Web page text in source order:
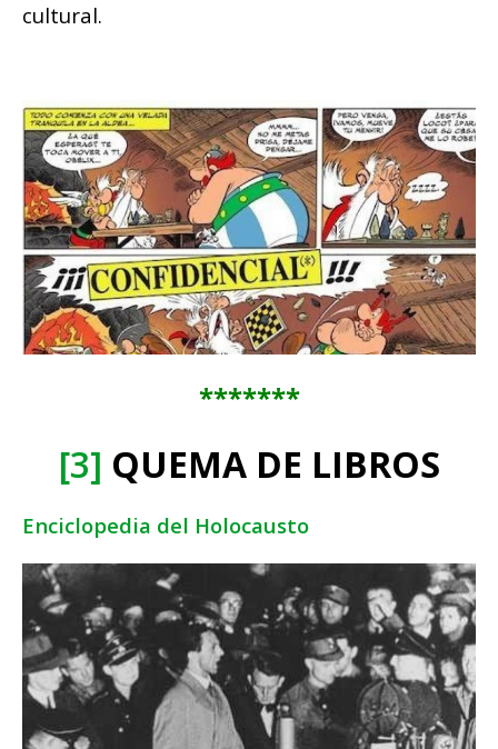
cultural.
*******
[3] QUEMA DE LIBROS
Enciclopedia del Holocausto